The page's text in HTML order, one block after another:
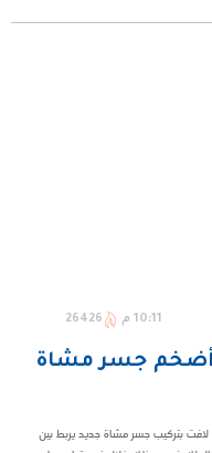
10:11 م 26426
أضخم جسر مشاة
لافت بتركيب جسر مشاة جديد يربط بين